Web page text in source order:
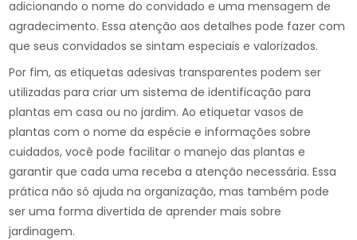
adicionando o nome do convidado e uma mensagem de
agradecimento. Essa atenção aos detalhes pode fazer com
que seus convidados se sintam especiais e valorizados.
Por fim, as etiquetas adesivas transparentes podem ser
utilizadas para criar um sistema de identificação para
plantas em casa ou no jardim. Ao etiquetar vasos de
plantas com o nome da espécie e informações sobre
cuidados, você pode facilitar o manejo das plantas e
garantir que cada uma receba a atenção necessária. Essa
prática não só ajuda na organização, mas também pode
ser uma forma divertida de aprender mais sobre
jardinagem.